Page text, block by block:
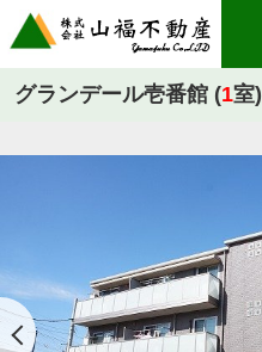
グランデール壱番館 (1室)